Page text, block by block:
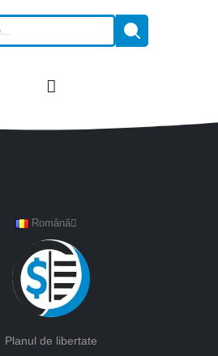
Română
Planul de libertate